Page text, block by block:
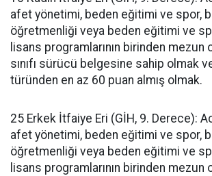
afet yönetimi, beden eğitimi ve spor,
öğretmenliği veya beden eğitimi ve
lisans programlarının birinden mezun
sınıfı sürücü belgesine sahip olmak
türünden en az 60 puan almış olmak.
​25 Erkek İtfaiye Eri (GİH, 9. Derece):
afet yönetimi, beden eğitimi ve spor,
öğretmenliği veya beden eğitimi ve
lisans programlarının birinden mezun